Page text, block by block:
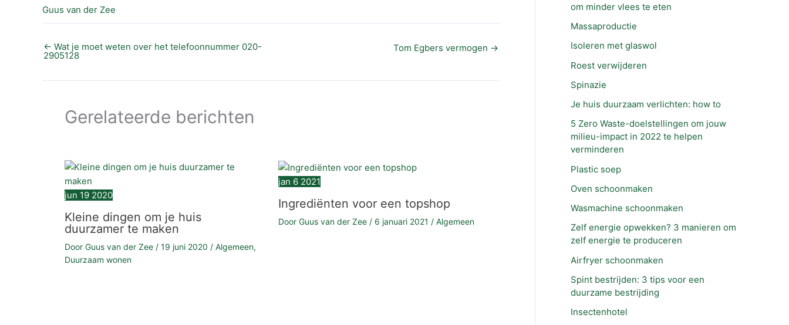
Guus van der Zee
← Wat je moet weten over het telefoonnummer 020-
2905128
Tom Egbers vermogen →
Gerelateerde berichten
jun 19 2020
Kleine dingen om je huis
duurzamer te maken
Door Guus van der Zee / 19 juni 2020 / Algemeen,
Duurzaam wonen
jan 6 2021
Ingrediënten voor een topshop
Door Guus van der Zee / 6 januari 2021 / Algemeen
om minder vlees te eten
Massaproductie
Isoleren met glaswol
Roest verwijderen
Spinazie
Je huis duurzaam verlichten: how to
5 Zero Waste-doelstellingen om jouw
milieu-impact in 2022 te helpen
verminderen
Plastic soep
Oven schoonmaken
Wasmachine schoonmaken
Zelf energie opwekken? 3 manieren om
zelf energie te produceren
Airfryer schoonmaken
Spint bestrijden: 3 tips voor een
duurzame bestrijding
Insectenhotel